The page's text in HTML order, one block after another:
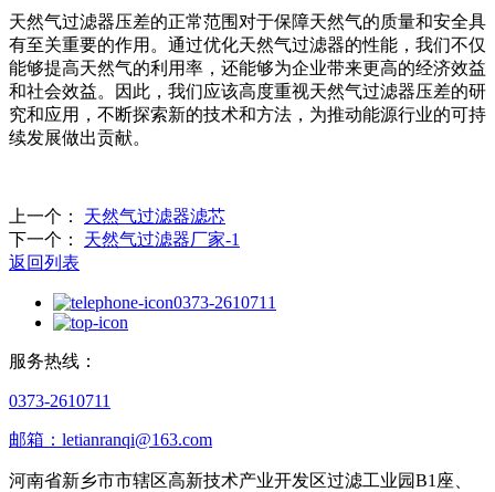
天然气过滤器压差的正常范围对于保障天然气的质量和安全具
有至关重要的作用。通过优化天然气过滤器的性能，我们不仅
能够提高天然气的利用率，还能够为企业带来更高的经济效益
和社会效益。因此，我们应该高度重视天然气过滤器压差的研
究和应用，不断探索新的技术和方法，为推动能源行业的可持
续发展做出贡献。
上一个：
天然气过滤器滤芯
下一个：
天然气过滤器厂家-1
返回列表
0373-2610711
服务热线：
0373-2610711
邮箱：letianranqi@163.com
河南省新乡市市辖区高新技术产业开发区过滤工业园B1座、